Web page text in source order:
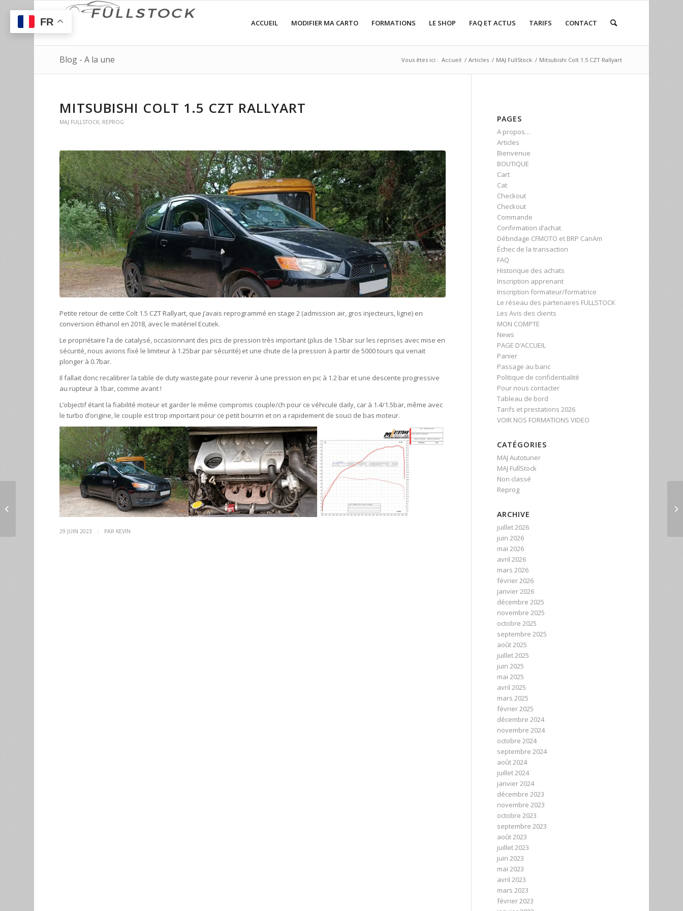
ACCUEIL MODIFIER MA CARTO FORMATIONS LE SHOP FAQ ET ACTUS TARIFS CONTACT
Blog - A la une Vous êtes ici : Accueil / Articles / MAJ FullStock / Mitsubishi Colt 1.5 CZT Rallyart
MITSUBISHI COLT 1.5 CZT RALLYART
MAJ FULLSTOCK, REPROG
Petite retour de cette Colt 1.5 CZT Rallyart, que j’avais reprogrammé en stage 2 (admission air, gros injecteurs, ligne) en
conversion éthanol en 2018, avec le matériel Ecutek.
Le propriétaire l’a de catalysé, occasionnant des pics de pression très important (plus de 1.5bar sur les reprises avec mise en
sécurité, nous avions fixé le limiteur à 1.25bar par sécurité) et une chute de la pression à partir de 5000 tours qui venait
plonger à 0.7bar.
Il fallait donc recalibrer la table de duty wastegate pour revenir à une pression en pic à 1.2 bar et une descente progressive
au rupteur à 1bar, comme avant !
L’objectif étant la fiabilité moteur et garder le même compromis couple/ch pour ce véhicule daily, car à 1.4/1.5bar, même avec
le turbo d’origine, le couple est trop important pour ce petit bourrin et on a rapidement de souci de bas moteur.
29 JUIN 2023 / PAR KEVIN
PAGES
A propos…
Articles
Bienvenue
BOUTIQUE
Cart
Cat
Checkout
Checkout
Commande
Confirmation d’achat
Débridage CFMOTO et BRP CanAm
Échec de la transaction
FAQ
Historique des achats
Inscription apprenant
Inscription formateur/formatrice
Le réseau des partenaires FULLSTOCK
Les Avis des clients
MON COMPTE
News
PAGE D’ACCUEIL
Panier
Passage au banc
Politique de confidentialité
Pour nous contacter
Tableau de bord
Tarifs et prestations 2026
VOIR NOS FORMATIONS VIDEO
CATÉGORIES
MAJ Autotuner
MAJ FullStock
Non classé
Reprog
ARCHIVE
juillet 2026
juin 2026
mai 2026
avril 2026
mars 2026
février 2026
janvier 2026
décembre 2025
novembre 2025
octobre 2025
septembre 2025
août 2025
juillet 2025
juin 2025
mai 2025
avril 2025
mars 2025
février 2025
décembre 2024
novembre 2024
octobre 2024
septembre 2024
août 2024
juillet 2024
janvier 2024
décembre 2023
novembre 2023
octobre 2023
septembre 2023
août 2023
juillet 2023
juin 2023
mai 2023
avril 2023
mars 2023
février 2023
L’histoire de la
reprogrammation !
FR